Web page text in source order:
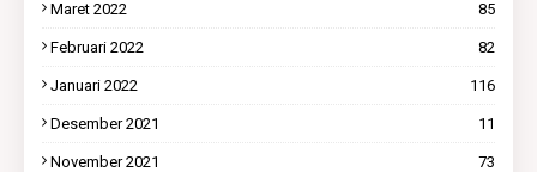
Maret 2022 85
Februari 2022 82
Januari 2022 116
Desember 2021 11
November 2021 73